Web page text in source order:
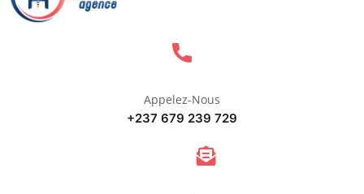
Appelez-Nous
+237 679 239 729